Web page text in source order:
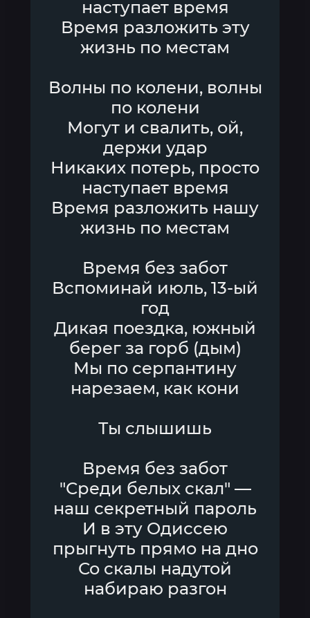
наступает время
Время разложить эту
жизнь по местам
Волны по колени, волны
по колени
Могут и свалить, ой,
держи удар
Никаких потерь, просто
наступает время
Время разложить нашу
жизнь по местам
Время без забот
Вспоминай июль, 13-ый
год
Дикая поездка, южный
берег за горб (дым)
Мы по серпантину
нарезаем, как кони
Ты слышишь
Время без забот
"Среди белых скал" —
наш секретный пароль
И в эту Одиссею
прыгнуть прямо на дно
Со скалы надутой
набираю разгон